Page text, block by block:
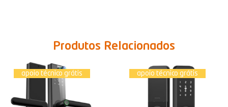
Produtos Relacionados
apoio técnico grátis apoio técnico grátis